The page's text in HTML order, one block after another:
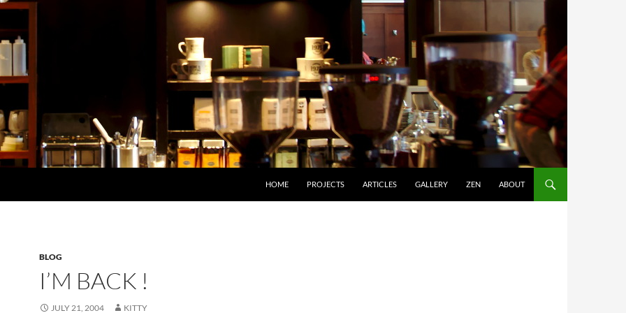
HOME PROJECTS ARTICLES GALLERY ZEN ABOUT
BLOG
I’M BACK !
JULY 21, 2004 KITTY